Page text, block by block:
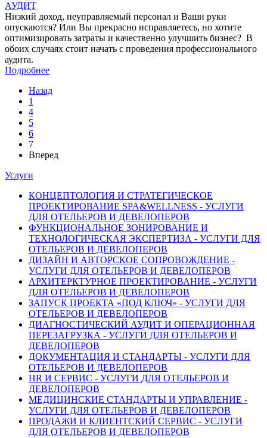
АУДИТ
Низкий доход, неуправляемый персонал и Ваши руки
опускаются? Или Вы прекрасно исправляетесь, но хотите
оптимизировать затраты и качественно улучшить бизнес? В
обоих случаях стоит начать с проведения профессионального
аудита.
Подробнее
Назад
1
4
5
6
7
Вперед
Услуги
КОНЦЕПТОЛОГИЯ И СТРАТЕГИЧЕСКОЕ
ПРОЕКТИРОВАНИЕ SPA&WELLNESS - УСЛУГИ
ДЛЯ ОТЕЛЬЕРОВ И ДЕВЕЛОПЕРОВ
ФУНКЦИОНАЛЬНОЕ ЗОНИРОВАНИЕ И
ТЕХНОЛОГИЧЕСКАЯ ЭКСПЕРТИЗА - УСЛУГИ ДЛЯ
ОТЕЛЬЕРОВ И ДЕВЕЛОПЕРОВ
ДИЗАЙН И АВТОРСКОЕ СОПРОВОЖДЕНИЕ -
УСЛУГИ ДЛЯ ОТЕЛЬЕРОВ И ДЕВЕЛОПЕРОВ
АРХИТЕРКТУРНОЕ ПРОЕКТИРОВАНИЕ - УСЛУГИ
ДЛЯ ОТЕЛЬЕРОВ И ДЕВЕЛОПЕРОВ
ЗАПУСК ПРОЕКТА «ПОД КЛЮЧ» - УСЛУГИ ДЛЯ
ОТЕЛЬЕРОВ И ДЕВЕЛОПЕРОВ
ДИАГНОСТИЧЕСКИЙ АУДИТ И ОПЕРАЦИОННАЯ
ПЕРЕЗАГРУЗКА - УСЛУГИ ДЛЯ ОТЕЛЬЕРОВ И
ДЕВЕЛОПЕРОВ
ДОКУМЕНТАЦИЯ И СТАНДАРТЫ - УСЛУГИ ДЛЯ
ОТЕЛЬЕРОВ И ДЕВЕЛОПЕРОВ
HR И СЕРВИС - УСЛУГИ ДЛЯ ОТЕЛЬЕРОВ И
ДЕВЕЛОПЕРОВ
МЕДИЦИНСКИЕ СТАНДАРТЫ И УПРАВЛЕНИЕ -
УСЛУГИ ДЛЯ ОТЕЛЬЕРОВ И ДЕВЕЛОПЕРОВ
ПРОДАЖИ И КЛИЕНТСКИЙ СЕРВИС - УСЛУГИ
ДЛЯ ОТЕЛЬЕРОВ И ДЕВЕЛОПЕРОВ